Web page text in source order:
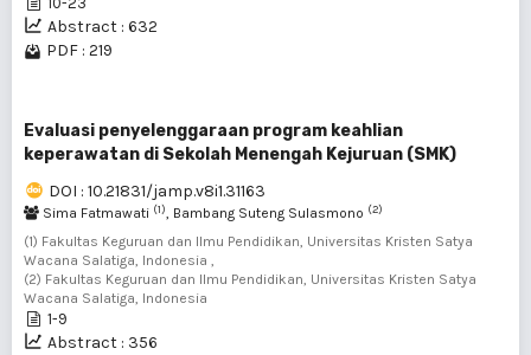
Abstract : 632
PDF : 219
Evaluasi penyelenggaraan program keahlian
keperawatan di Sekolah Menengah Kejuruan (SMK)
DOI : 10.21831/jamp.v8i1.31163
Sima Fatmawati (1), Bambang Suteng Sulasmono (2)
(1) Fakultas Keguruan dan Ilmu Pendidikan, Universitas Kristen Satya
Wacana Salatiga, Indonesia ,
(2) Fakultas Keguruan dan Ilmu Pendidikan, Universitas Kristen Satya
Wacana Salatiga, Indonesia
1-9
Abstract : 356